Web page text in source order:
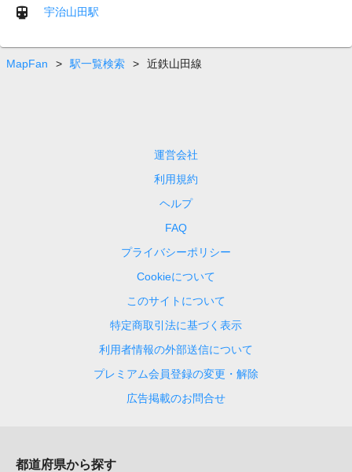
宇治山田駅
MapFan > 駅一覧検索 > 近鉄山田線
運営会社
利用規約
ヘルプ
FAQ
プライバシーポリシー
Cookieについて
このサイトについて
特定商取引法に基づく表示
利用者情報の外部送信について
プレミアム会員登録の変更・解除
広告掲載のお問合せ
都道府県から探す